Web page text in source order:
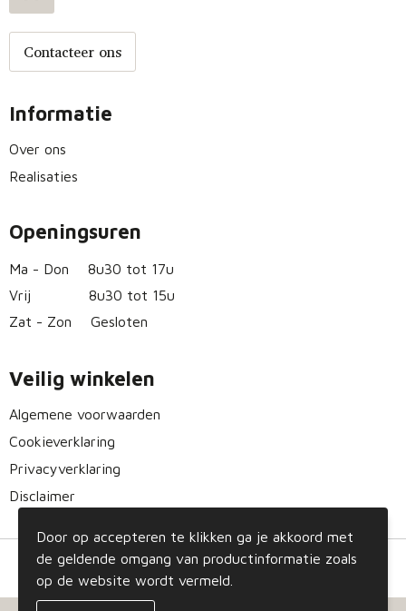
Contacteer ons
Informatie
Over ons
Realisaties
Openingsuren
Ma - Don
8u30 tot 17u
Vrij
8u30 tot 15u
Zat - Zon
Gesloten
Veilig winkelen
Algemene voorwaarden
Cookieverklaring
Privacyverklaring
Disclaimer
Door op accepteren te klikken ga je akkoord met
de geldende omgang van productinformatie zoals
op de website wordt vermeld.